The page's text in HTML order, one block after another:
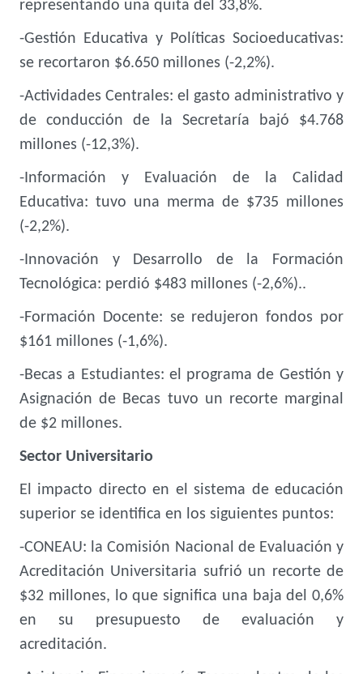
representando una quita del 33,8%.
-Gestión Educativa y Políticas Socioeducativas:
se recortaron $6.650 millones (-2,2%).
-Actividades Centrales: el gasto administrativo y
de conducción de la Secretaría bajó $4.768
millones (-12,3%).
-Información y Evaluación de la Calidad
Educativa: tuvo una merma de $735 millones
(-2,2%).
-Innovación y Desarrollo de la Formación
Tecnológica: perdió $483 millones (-2,6%)..
-Formación Docente: se redujeron fondos por
$161 millones (-1,6%).
-Becas a Estudiantes: el programa de Gestión y
Asignación de Becas tuvo un recorte marginal
de $2 millones.
Sector Universitario
El impacto directo en el sistema de educación
superior se identifica en los siguientes puntos:
-CONEAU: la Comisión Nacional de Evaluación y
Acreditación Universitaria sufrió un recorte de
$32 millones, lo que significa una baja del 0,6%
en su presupuesto de evaluación y
acreditación.